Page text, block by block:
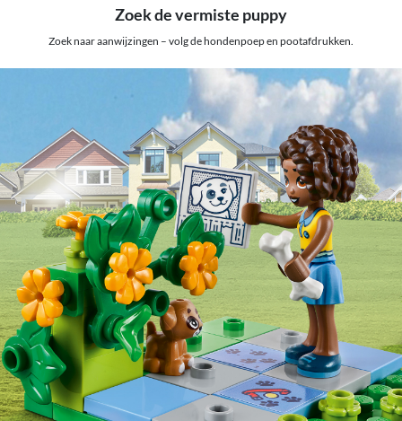
Zoek de vermiste puppy
Zoek naar aanwijzingen – volg de hondenpoep en pootafdrukken.